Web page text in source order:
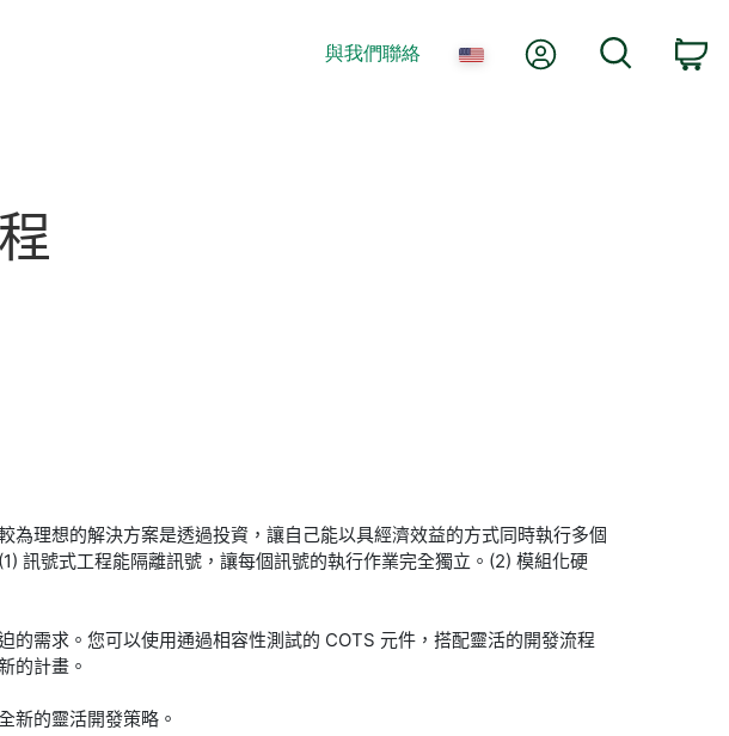
與我們聯絡 我的帳號
為理想的解決方案是透過投資，讓自己能以具經濟效益的方式同時執行多個
訊號式工程能隔離訊號，讓每個訊號的執行作業完全獨立。(2) 模組化硬
的需求。您可以使用通過相容性測試的 COTS 元件，搭配靈活的開發流程
的計畫。
新的靈活開發策略。